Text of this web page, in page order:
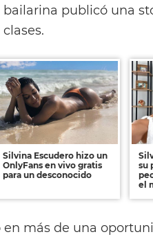
publicó una
Silvina Escudero hizo un
OnlyFans en vivo gratis
para un desconocido
su
el
más de una